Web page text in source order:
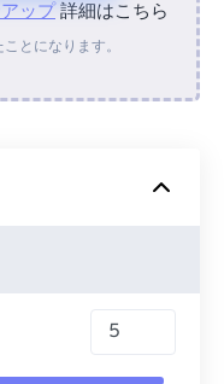
から
ップ詳細はこちら
とになります。